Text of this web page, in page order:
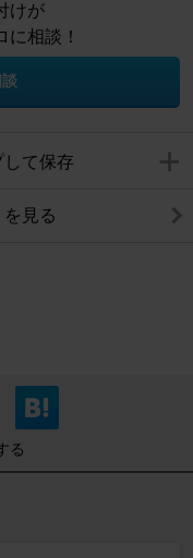
けが
に相談！
て保存
見る
る